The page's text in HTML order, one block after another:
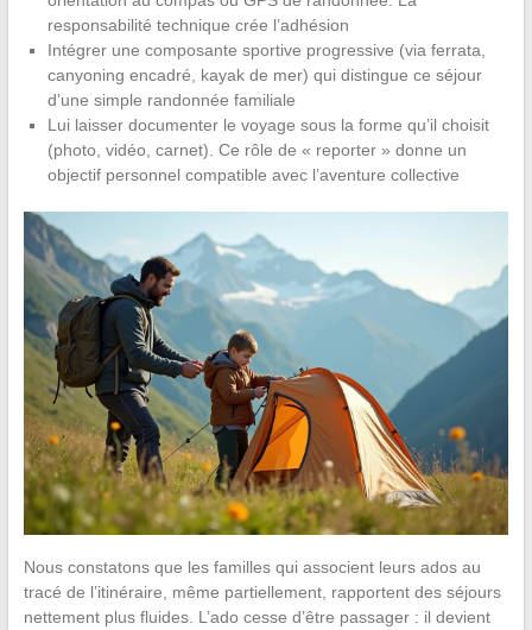
responsabilité technique crée l’adhésion
Intégrer une composante sportive progressive (via ferrata,
canyoning encadré, kayak de mer) qui distingue ce séjour
d’une simple randonnée familiale
Lui laisser documenter le voyage sous la forme qu’il choisit
(photo, vidéo, carnet). Ce rôle de « reporter » donne un
objectif personnel compatible avec l’aventure collective
Nous constatons que les familles qui associent leurs ados au
tracé de l’itinéraire, même partiellement, rapportent des séjours
nettement plus fluides. L’ado cesse d’être passager : il devient